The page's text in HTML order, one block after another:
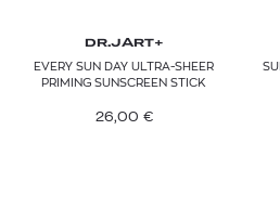
DR.JART+
EVERY SUN DAY ULTRA-SHEER
PRIMING SUNSCREEN STICK
26,00 €